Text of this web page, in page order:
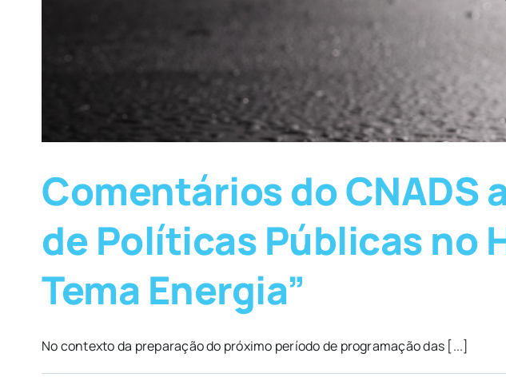
Comentários do CNADS
de Políticas Públicas no
Tema Energia”
No contexto da preparação do próximo período de programação das [...]